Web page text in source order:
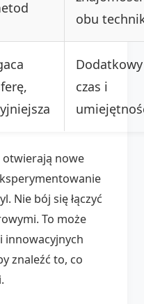
obu
Dodatkowy
czas i
otwierają nowe
Nie bój się łączyć
To może
innowacyjnych
znaleźć to, co